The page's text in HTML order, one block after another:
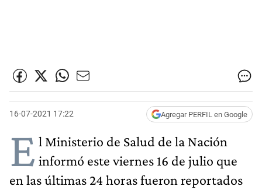
16-07-2021 17:22 Agregar PERFIL en Google
E l Ministerio de Salud de la Nación
informó este viernes 16 de julio que
en las últimas 24 horas fueron reportados